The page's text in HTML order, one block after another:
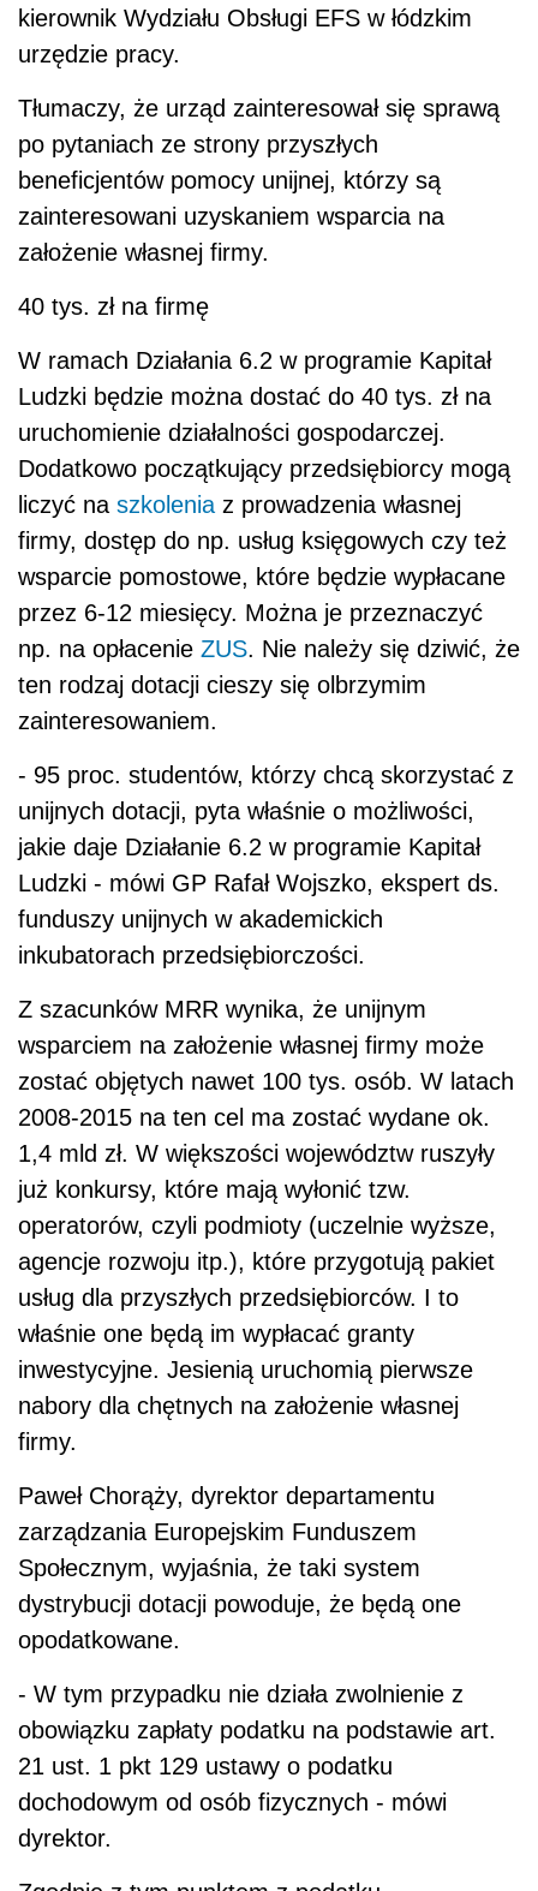
kierownik Wydziału Obsługi EFS w łódzkim
urzędzie pracy.
Tłumaczy, że urząd zainteresował się sprawą
po pytaniach ze strony przyszłych
beneficjentów pomocy unijnej, którzy są
zainteresowani uzyskaniem wsparcia na
założenie własnej firmy.
40 tys. zł na firmę
W ramach Działania 6.2 w programie Kapitał
Ludzki będzie można dostać do 40 tys. zł na
uruchomienie działalności gospodarczej.
Dodatkowo początkujący przedsiębiorcy mogą
liczyć na szkolenia z prowadzenia własnej
firmy, dostęp do np. usług księgowych czy też
wsparcie pomostowe, które będzie wypłacane
przez 6-12 miesięcy. Można je przeznaczyć
np. na opłacenie ZUS. Nie należy się dziwić, że
ten rodzaj dotacji cieszy się olbrzymim
zainteresowaniem.
- 95 proc. studentów, którzy chcą skorzystać z
unijnych dotacji, pyta właśnie o możliwości,
jakie daje Działanie 6.2 w programie Kapitał
Ludzki - mówi GP Rafał Wojszko, ekspert ds.
funduszy unijnych w akademickich
inkubatorach przedsiębiorczości.
Z szacunków MRR wynika, że unijnym
wsparciem na założenie własnej firmy może
zostać objętych nawet 100 tys. osób. W latach
2008-2015 na ten cel ma zostać wydane ok.
1,4 mld zł. W większości województw ruszyły
już konkursy, które mają wyłonić tzw.
operatorów, czyli podmioty (uczelnie wyższe,
agencje rozwoju itp.), które przygotują pakiet
usług dla przyszłych przedsiębiorców. I to
właśnie one będą im wypłacać granty
inwestycyjne. Jesienią uruchomią pierwsze
nabory dla chętnych na założenie własnej
firmy.
Paweł Chorąży, dyrektor departamentu
zarządzania Europejskim Funduszem
Społecznym, wyjaśnia, że taki system
dystrybucji dotacji powoduje, że będą one
opodatkowane.
- W tym przypadku nie działa zwolnienie z
obowiązku zapłaty podatku na podstawie art.
21 ust. 1 pkt 129 ustawy o podatku
dochodowym od osób fizycznych - mówi
dyrektor.